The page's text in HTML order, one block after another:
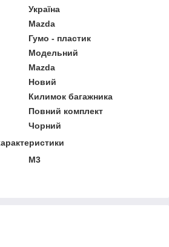
Україна
Mazda
Гумо - пластик
Модельний
Mazda
Новий
Килимок багажника
Повний комплект
Чорний
M3